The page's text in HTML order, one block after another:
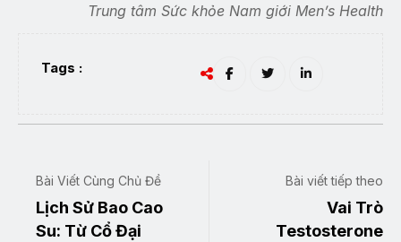
Trung tâm Sức khỏe Nam giới Men’s Health
Tags :
Bài Viết Cùng Chủ Đề
Lịch Sử Bao Cao
Su: Từ Cổ Đại
Bài viết tiếp theo
Vai Trò
Testosterone